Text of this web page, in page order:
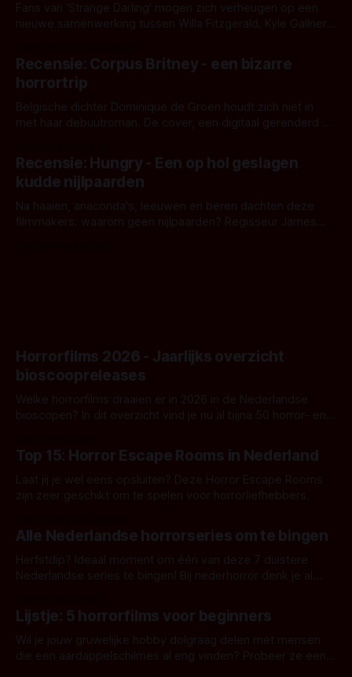
Fans van 'Strange Darling' mogen zich verheugen op een
nieuwe samenwerking tussen Willa Fitzgerald, Kyle Gallner
'Skeletons', een nieuwe creature feature waarvoor de
opnames zijn gestart in Australië.
Recensie: Corpus Britney - een bizarre
horrortrip
Belgische dichter Dominique de Groen houdt zich niet in
met haar debuutroman. De cover, een digitaal gerenderd en
achtergrond, belooft iets kleurrijks maar onheilspellends,
iets ongrijpbaars. En dat maakt De Groen met ieder woord
waar.
Recensie: Hungry - Een op hol geslagen
kudde nijlpaarden
Na haaien, anaconda's, leeuwen en beren dachten deze
filmmakers: waarom geen nijlpaarden? Regisseur James
Horrorfilms 2026 - Jaarlijks overzicht
bioscoopreleases
Welke horrorfilms draaien er in 2026 in de Nederlandse
bioscopen? In dit overzicht vind je nu al bijna 50 horror- en
Top 15: Horror Escape Rooms in Nederland
Laat jij je wel eens opsluiten? Deze Horror Escape Rooms
zijn zeer geschikt om te spelen voor horrorliefhebbers.
Alle Nederlandse horrorseries om te bingen
Herfstdip? Ideaal moment om één van deze 7 duistere
Nederlandse series te bingen! Bij nederhorror denk je al
Amsterdamned of The Johnsons. Maar Nederlandse horror
is niet beperkt tot films. Hier een aantal Nederlandse tv-
series uit het duistere of horrorgenre. Als
Lijstje: 5 horrorfilms voor beginners
Wil je jouw gruwelijke hobby dolgraag delen met mensen
die een aardappelschilmes al eng vinden? Probeer ze eens